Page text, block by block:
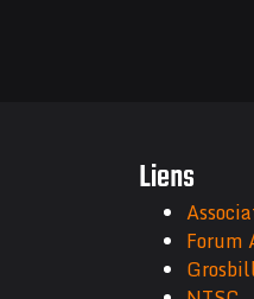
Liens
Forum